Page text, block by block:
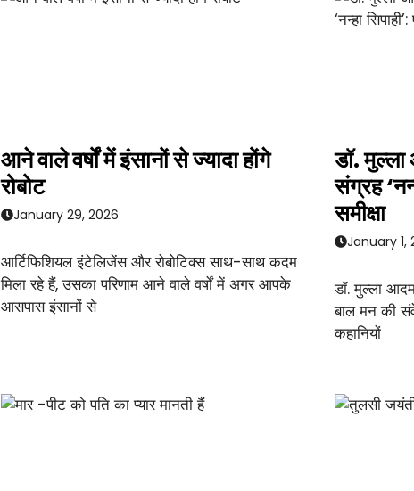
आने वाले वर्षों में इंसानों से ज्यादा होंगे
रोबोट
January 29, 2026
आर्टिफिशियल इंटेलिजेंस और रोबोटिक्स साथ-साथ कदम
मिला रहे हैं, उसका परिणाम आने वाले वर्षों में अगर आपके
आसपास इंसानों से
डॉ.
संग्रह
समीक्षा
January 1,
डॉ. मुल्ला आदम
बाल मन की
कहानियों